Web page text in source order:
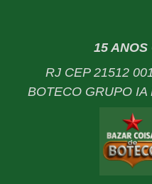
15 ANOS
RJ CEP 21512
BOTECO GRUPO